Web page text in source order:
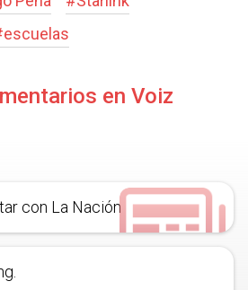
escuelas
en Voiz
con La Nación